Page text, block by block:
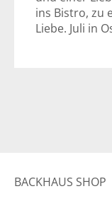
ins Bistro, zu
Liebe. Juli in
BACKHAUS SHOP